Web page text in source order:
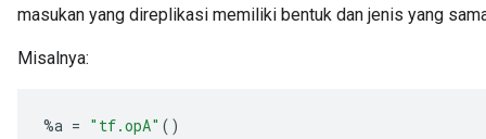
masukan yang direplikasi memiliki bentuk dan jenis yang
Misalnya:
%a = "tf.opA" ()